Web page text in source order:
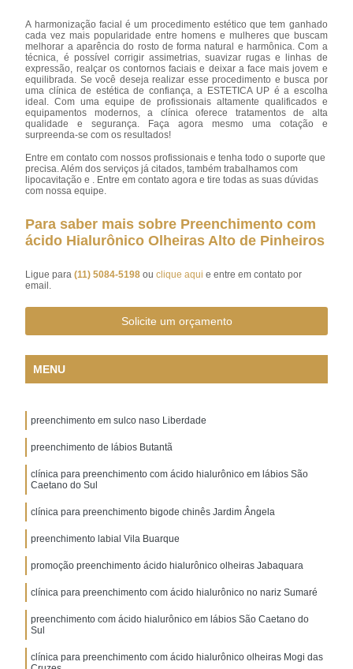
A harmonização facial é um procedimento estético que tem ganhado
cada vez mais popularidade entre homens e mulheres que buscam
melhorar a aparência do rosto de forma natural e harmônica. Com a
técnica, é possível corrigir assimetrias, suavizar rugas e linhas de
expressão, realçar os contornos faciais e deixar a face mais jovem e
equilibrada. Se você deseja realizar esse procedimento e busca por
uma clínica de estética de confiança, a ESTETICA UP é a escolha
ideal. Com uma equipe de profissionais altamente qualificados e
equipamentos modernos, a clínica oferece tratamentos de alta
qualidade e segurança. Faça agora mesmo uma cotação e
surpreenda-se com os resultados!
Entre em contato com nossos profissionais e tenha todo o suporte que
precisa. Além dos serviços já citados, também trabalhamos com
lipocavitação e . Entre em contato agora e tire todas as suas dúvidas
com nossa equipe.
Para saber mais sobre Preenchimento com
ácido Hialurônico Olheiras Alto de Pinheiros
Ligue para(11) 5084-5198ouclique aqui e entre em contato por
email.
Solicite um orçamento
MENU
preenchimento em sulco naso Liberdade
preenchimento de lábios Butantã
clínica para preenchimento com ácido hialurônico em lábios São
Caetano do Sul
clínica para preenchimento bigode chinês Jardim Ângela
preenchimento labial Vila Buarque
promoção preenchimento ácido hialurônico olheiras Jabaquara
clínica para preenchimento com ácido hialurônico no nariz Sumaré
preenchimento com ácido hialurônico em lábios São Caetano do
Sul
clínica para preenchimento com ácido hialurônico olheiras Mogi das